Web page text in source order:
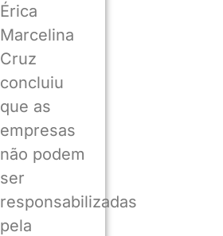
Érica
Marcelina
Cruz
concluiu
que as
empresas
não podem
ser
responsabilizadas
pela